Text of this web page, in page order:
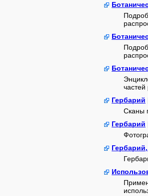
Гербарий
Сканы
Гербарий